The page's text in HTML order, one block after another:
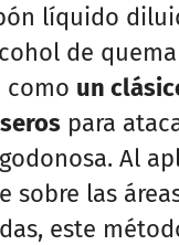
líquido
de
como un
para
Al
sobre las
este